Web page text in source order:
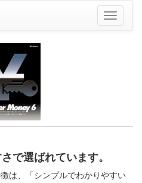
で選ばれています。
は、「シンプルでわかりやすい